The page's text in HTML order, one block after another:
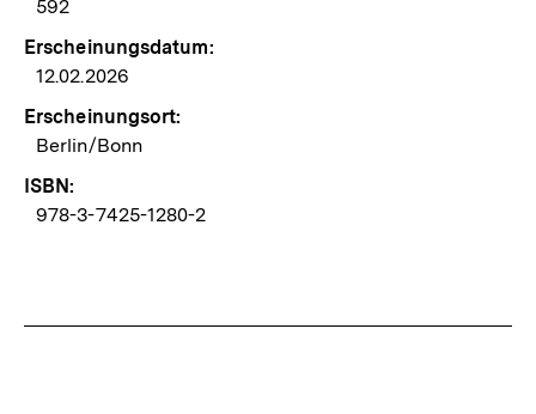
592
Erscheinungsdatum:
12.02.2026
Erscheinungsort:
Berlin/Bonn
ISBN:
978-3-7425-1280-2